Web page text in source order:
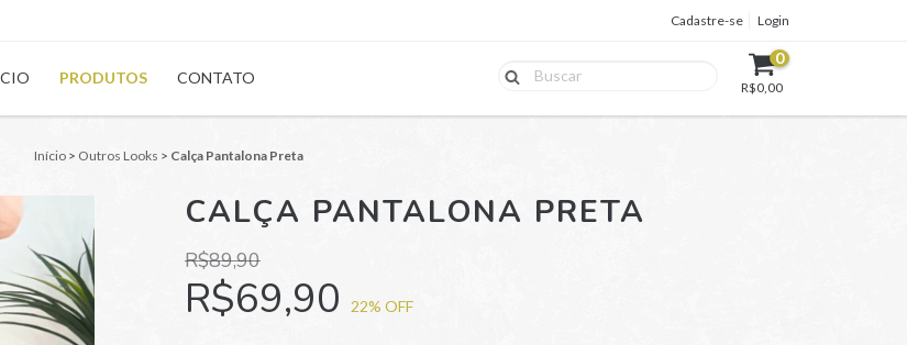
Cadastre-se Login
PRODUTOS CONTATO
0
R$0,00
Início > Outros Looks > Calça Pantalona Preta
CALÇA PANTALONA PRETA
R$89,90
R$69,90 22% OFF